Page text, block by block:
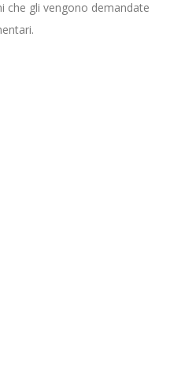
che gli vengono demandate